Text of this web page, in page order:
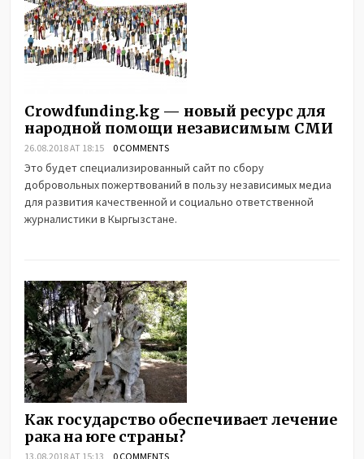
Crowdfunding.kg — новый ресурс для
народной помощи независимым СМИ
26.08.2018 AT 18:15 0 COMMENTS
Это будет специализированный сайт по сбору
добровольных пожертвований в пользу независимых медиа
для развития качественной и социально ответственной
журналистики в Кыргызстане.
Как государство обеспечивает лечение
рака на юге страны?
13.08.2018 AT 15:13 0 COMMENTS